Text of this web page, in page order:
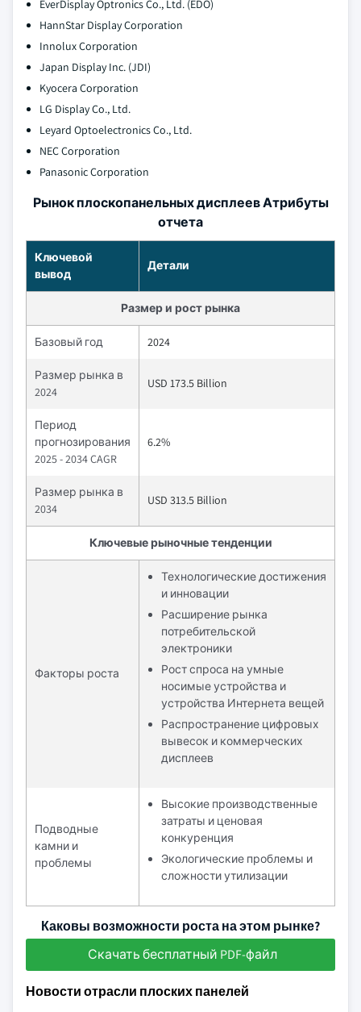
EverDisplay Optronics Co., Ltd. (EDO)
HannStar Display Corporation
Innolux Corporation
Japan Display Inc. (JDI)
Kyocera Corporation
LG Display Co., Ltd.
Leyard Optoelectronics Co., Ltd.
NEC Corporation
Panasonic Corporation
Рынок плоскопанельных дисплеев Атрибуты
отчета
Ключевой
вывод
Детали
Размер и рост рынка
Базовый год 2024
Размер рынка в
2024
USD 173.5 Billion
Период
прогнозирования
2025 - 2034 CAGR
6.2%
Размер рынка в
2034
USD 313.5 Billion
Ключевые рыночные тенденции
Факторы роста
Технологические достижения
и инновации
Расширение рынка
потребительской
электроники
Рост спроса на умные
носимые устройства и
устройства Интернета вещей
Распространение цифровых
вывесок и коммерческих
дисплеев
Подводные
камни и
проблемы
Высокие производственные
затраты и ценовая
конкуренция
Экологические проблемы и
сложности утилизации
Каковы возможности роста на этом рынке?
Скачать бесплатный PDF-файл
Новости отрасли плоских панелей